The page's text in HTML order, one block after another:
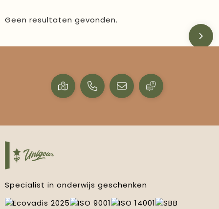
Geen resultaten gevonden.
Specialist in onderwijs geschenken